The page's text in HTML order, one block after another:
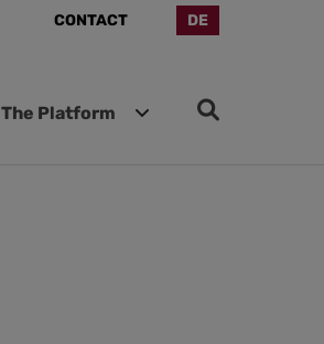
CONTACT DE
The Platform